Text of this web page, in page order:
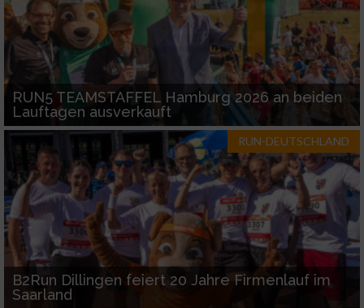
RUN5 TEAMSTAFFEL Hamburg 2026 an beiden
Lauftagen ausverkauft
RUN-DEUTSCHLAND
B2Run Dillingen feiert 20 Jahre Firmenlauf im
Saarland